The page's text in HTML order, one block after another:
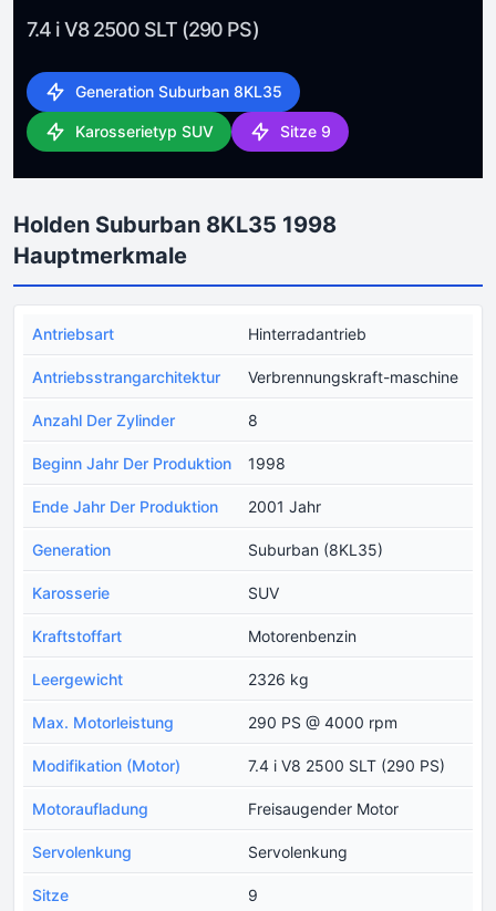
7.4 i V8 2500 SLT (290 PS)
Generation Suburban 8KL35
Karosserietyp SUV Sitze 9
Holden Suburban 8KL35 1998
Hauptmerkmale
Antriebsart Hinterradantrieb
Antriebsstrangarchitektur Verbrennungskraft-maschine
Anzahl Der Zylinder 8
Beginn Jahr Der Produktion 1998
Ende Jahr Der Produktion 2001 Jahr
Generation Suburban (8KL35)
Karosserie SUV
Kraftstoffart Motorenbenzin
Leergewicht 2326 kg
Max. Motorleistung 290 PS @ 4000 rpm
Modifikation (Motor) 7.4 i V8 2500 SLT (290 PS)
Motoraufladung Freisaugender Motor
Servolenkung Servolenkung
Sitze 9